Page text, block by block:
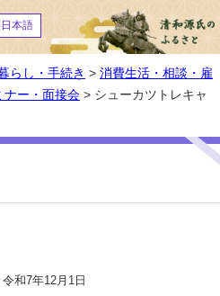
本語
らし・手続き > 消費生活・相談・雇
ナー・面接会 > シューカツトレキャ
和7年12月1日